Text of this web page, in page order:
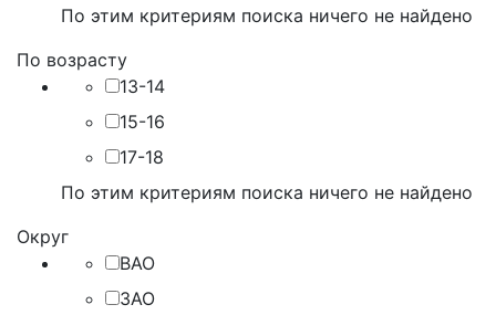
По этим критериям поиска ничего не найдено
По возрасту
13-14
15-16
17-18
По этим критериям поиска ничего не найдено
Округ
ВАО
ЗАО